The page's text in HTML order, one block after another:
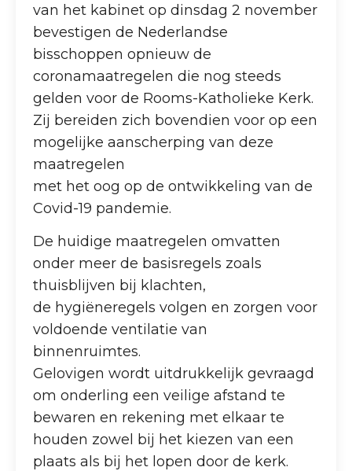
van het kabinet op dinsdag 2 november
bevestigen de Nederlandse
bisschoppen opnieuw de
coronamaatregelen die nog steeds
gelden voor de Rooms-Katholieke Kerk.
Zij bereiden zich bovendien voor op een
mogelijke aanscherping van deze
maatregelen
met het oog op de ontwikkeling van de
Covid-19 pandemie.
De huidige maatregelen omvatten
onder meer de basisregels zoals
thuisblijven bij klachten,
de hygiëneregels volgen en zorgen voor
voldoende ventilatie van
binnenruimtes.
Gelovigen wordt uitdrukkelijk gevraagd
om onderling een veilige afstand te
bewaren en rekening met elkaar te
houden zowel bij het kiezen van een
plaats als bij het lopen door de kerk.